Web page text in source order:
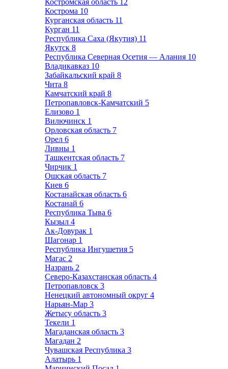
Костромская область 12
Кострома 10
Курганская область 11
Курган 11
Республика Саха (Якутия) 11
Якутск 8
Республика Северная Осетия — Алания 10
Владикавказ 10
Забайкальский край 8
Чита 8
Камчатский край 8
Петропавловск-Камчатский 5
Елизово 1
Вилючинск 1
Орловская область 7
Орел 6
Ливны 1
Ташкентская область 7
Чирчик 1
Ошская область 7
Киев 6
Костанайская область 6
Костанай 6
Республика Тыва 6
Кызыл 4
Ак-Довурак 1
Шагонар 1
Республика Ингушетия 5
Магас 2
Назрань 2
Северо-Казахстанская область 4
Петропавловск 3
Ненецкий автономный округ 4
Нарьян-Мар 3
Жетысу область 3
Текели 1
Магаданская область 3
Магадан 2
Чувашская Республика 3
Алатырь 1